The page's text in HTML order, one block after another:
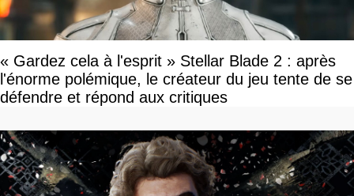
« Gardez cela à l'esprit » Stellar Blade 2 : après
l'énorme polémique, le créateur du jeu tente de se
défendre et répond aux critiques